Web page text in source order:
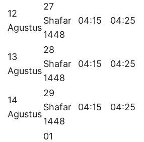
12
Agustus
27
Shafar
1448
04:15 04:25
13
Agustus
28
Shafar
1448
04:15 04:25
14
Agustus
29
Shafar
1448
04:15 04:25
01